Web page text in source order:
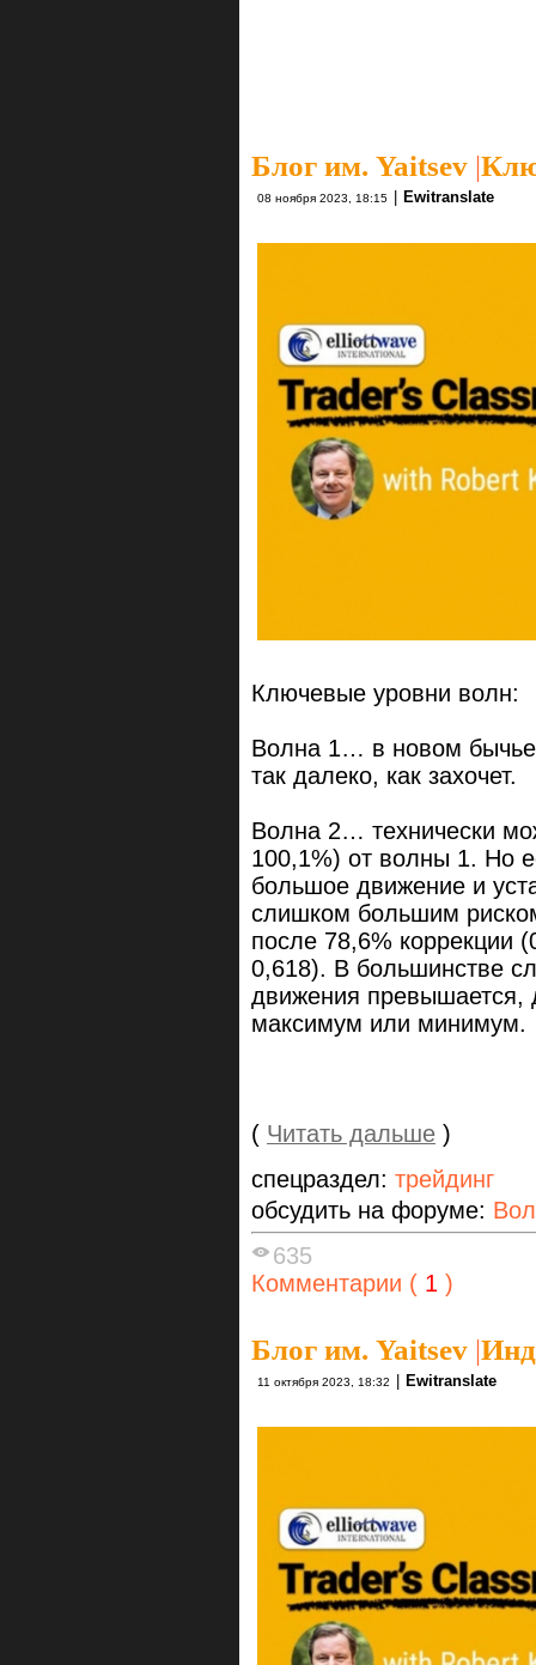
Блог им. Yaitsev |
08 ноября 2023, 18:15 Ewitranslate
Ключевые уровни волн:
Волна 1… в новом
так далеко, как захочет.
Волна 2… технически
100,1%) от волны 1. Но
большое движение и
слишком большим
после 78,6% коррекции
0,618). В большинстве
движения превышается,
максимум или минимум.
( Читать дальше )
спецраздел: трейдинг
обсудить на форуме:
635
Комментарии ( 1 )
Блог им. Yaitsev |
11 октября 2023, 18:32 Ewitranslate